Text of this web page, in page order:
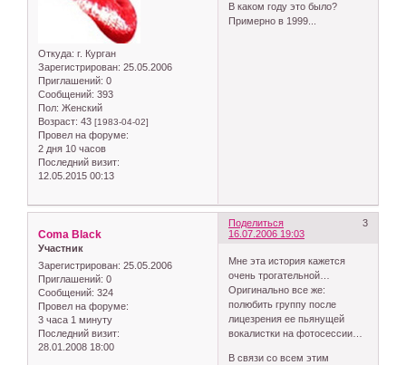
Откуда: г. Курган
Зарегистрирован: 25.05.2006
Приглашений: 0
Сообщений: 393
Пол: Женский
Возраст: 43 [1983-04-02]
Провел на форуме:
2 дня 10 часов
Последний визит:
12.05.2015 00:13
В каком году это было?
Примерно в 1999...
Поделиться
3
16.07.2006 19:03
Coma Black
Участник
Зарегистрирован: 25.05.2006
Приглашений: 0
Сообщений: 324
Провел на форуме:
3 часа 1 минуту
Последний визит:
28.01.2008 18:00
Мне эта история кажется
очень трогательной…
Оригинально все же:
полюбить группу после
лицезрения ее пьянущей
вокалистки на фотосессии…
В связи со всем этим